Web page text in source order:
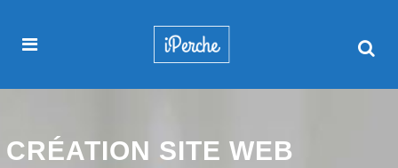
CRÉATION SITE WEB